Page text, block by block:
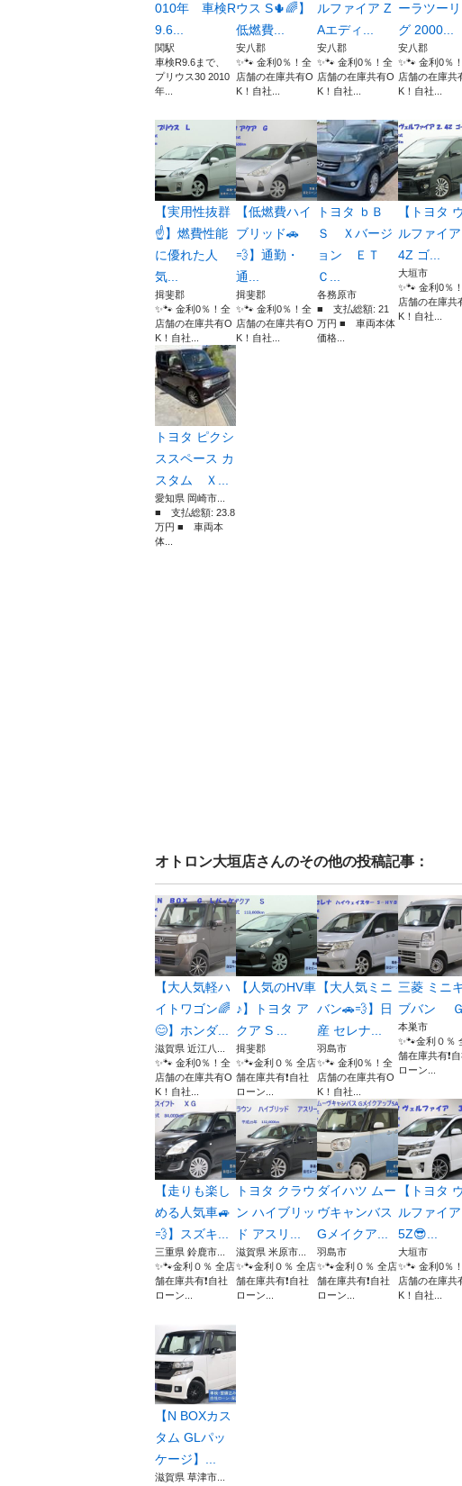
010年 車検R
9.6...
関駅
車検R9.6まで、
プリウス30 2010
年...
ウス S🌵🌈】
低燃費...
安八郡
✨🐾 金利0％！全
店舗の在庫共有O
K！自社...
ルファイア Z
Aエディ...
安八郡
✨🐾 金利0％！全
店舗の在庫共有O
K！自社...
ーラツー
グ 2000...
安八郡
✨🐾 金利0％
店舗の在庫共
K！自社...
【実用性抜群
☝️】燃費性能
に優れた人
気...
揖斐郡
✨🐾 金利0％！全
店舗の在庫共有O
K！自社...
【低燃費ハイ
ブリッド🚗
💨】通勤・
通...
揖斐郡
✨🐾 金利0％！全
店舗の在庫共有O
K！自社...
トヨタ ｂＢ
Ｓ Ｘバージ
ョン ＥＴ
Ｃ...
各務原市
■ 支払総額: 21
万円 ■ 車両本体
価格...
【トヨタ
ルファイア
4Z ゴ...
大垣市
✨🐾 金利0％
店舗の在庫共
K！自社...
トヨタ ピクシ
ススペース カ
スタム Ｘ...
愛知県 岡崎市...
■ 支払総額: 23.8
万円 ■ 車両本
体...
オトロン大垣店さんのその他の投稿記事：
【大人気軽ハ
イトワゴン🌈
😊】ホンダ...
滋賀県 近江八...
✨🐾 金利0％！全
店舗の在庫共有O
K！自社...
【人気のHV車
♪】トヨタ ア
クア S ...
揖斐郡
✨🐾金利０％ 全店
舗在庫共有❗️自社
ローン...
【大人気ミニ
バン🚗💨】日
産 セレナ...
羽島市
✨🐾 金利0％！全
店舗の在庫共有O
K！自社...
三菱 ミニ
ブバン Ｇ
本巣市
✨🐾金利０％
舗在庫共有❗️
ローン...
【走りも楽し
める人気車🚙
💨】スズキ...
三重県 鈴鹿市...
✨🐾金利０％ 全店
舗在庫共有❗️自社
ローン...
トヨタ クラウ
ン ハイブリッ
ド アスリ...
滋賀県 米原市...
✨🐾金利０％ 全店
舗在庫共有❗️自社
ローン...
ダイハツ ムー
ヴキャンバス
Gメイクア...
羽島市
✨🐾金利０％ 全店
舗在庫共有❗️自社
ローン...
【トヨタ
ルファイア
5Z😎...
大垣市
✨🐾 金利0％
店舗の在庫共
K！自社...
【N BOXカス
タム GLパッ
ケージ】...
滋賀県 草津市...